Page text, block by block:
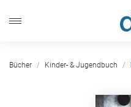
Bücher Kinder- & Jugendbuch